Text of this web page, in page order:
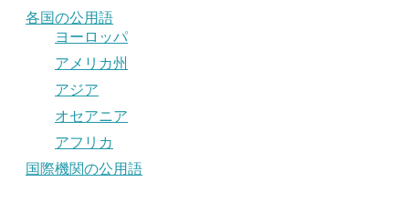
各国の公用語
ヨーロッパ
アメリカ州
アジア
オセアニア
アフリカ
国際機関の公用語